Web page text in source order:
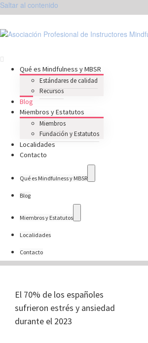
Saltar al contenido
Qué es Mindfulness y MBSR
Estándares de calidad
Recursos
Blog
Miembros y Estatutos
Miembros
Fundación y Estatutos
Localidades
Contacto
Qué es Mindfulness y MBSR
Blog
Miembros y Estatutos
Localidades
Contacto
El 70% de los españoles
sufrieron estrés y ansiedad
durante el 2023